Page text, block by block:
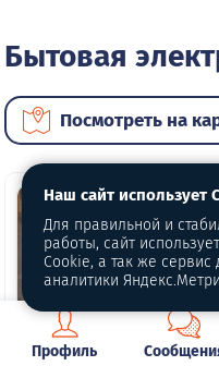
Бытовая
Посмотреть на
Профиль
Наш сайт использует
Для правильной и
работы, сайт
Cookie, а так же сервис
аналитики